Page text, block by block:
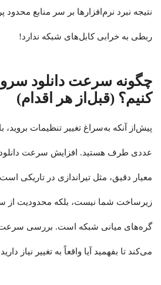
نتیجه نبرد نرم‌افزارها بر سر منابع محدود
ربطی به خرابی کابل‌های شبکه ندارد!
چگونه سرعت دانلود
کنیم؟ (قبل‌از هر اقدام)
پیش‌از آنکه به‌سراغ تغییر تنظیمات بروید،
عددی طرف هستید. افزایش سرعت
معیار دقیق، مثل تیراندازی در تاریکی
زیرساخت شما نیست، بلکه محدودیت از
گره‌های میانی شبکه است. بررسی
می‌کند تا بفهمید آیا واقعاً به تغییر نیاز